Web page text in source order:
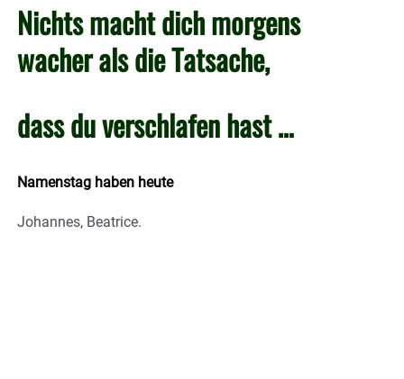
Nichts macht dich morgens
wacher als die Tatsache,
dass du verschlafen hast …
Namenstag haben heute
Johannes, Beatrice.